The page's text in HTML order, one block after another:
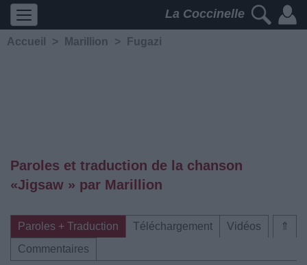
La Coccinelle
Accueil > Marillion > Fugazi
Paroles et traduction de la chanson
«Jigsaw » par Marillion
⇑
Paroles + Traduction Téléchargement
Vidéos
Commentaires